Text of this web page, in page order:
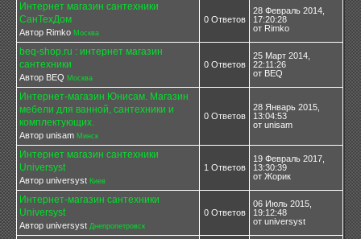
Интернет магазин сантехники
СанТехДом
Автор Rimko Москва
0 Ответов
28 Февраль 2014,
17:20:28
от Rimko
beq-shop.ru : интернет магазин
сантехники
Автор BEQ Москва
0 Ответов
25 Март 2014,
22:11:26
от BEQ
Интернет-магазин Юнисам. Магазин
мебели для ванной, сантехники и
комплектующих.
Автор unisam Минск
0 Ответов
28 Январь 2015,
13:04:53
от unisam
Интернет магазин сантехники
Universyst
Автор universyst Киев
1 Ответов
19 Февраль 2017,
13:30:39
от Жорик
Интернет-магазин сантехники
Universyst
Автор universyst Днепропетровск
0 Ответов
06 Июль 2015,
19:12:48
от universyst